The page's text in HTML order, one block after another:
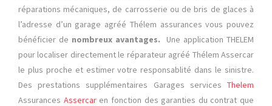
réparations mécaniques, de carrosserie ou de bris de glaces à
l’adresse d’un garage agréé Thélem assurances vous pouvez
bénéficier de nombreux avantages.
Une application THELEM
pour localiser directement le réparateur agréé Thélem Assercar
le plus proche et estimer votre responsablité dans le sinistre.
Des prestations supplémentaires Garages services Thelem
Assurances Assercaren fonction des garanties du contrat que